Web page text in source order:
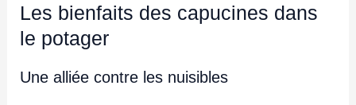
Les bienfaits des capucines dans
le potager
Une alliée contre les nuisibles